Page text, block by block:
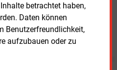
betrachtet haben,
Daten können
Benutzerfreundlichkeit,
aufzubauen oder zu
Stromrechnung eines 3-Personen-
In einer aktuellen Infografik
dem energiewirtschaftlichen Bereich.